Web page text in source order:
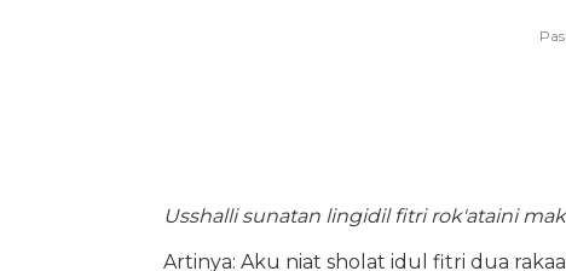
Usshalli sunatan lingidil fitri rok'ataini
Artinya: Aku niat sholat idul fitri dua